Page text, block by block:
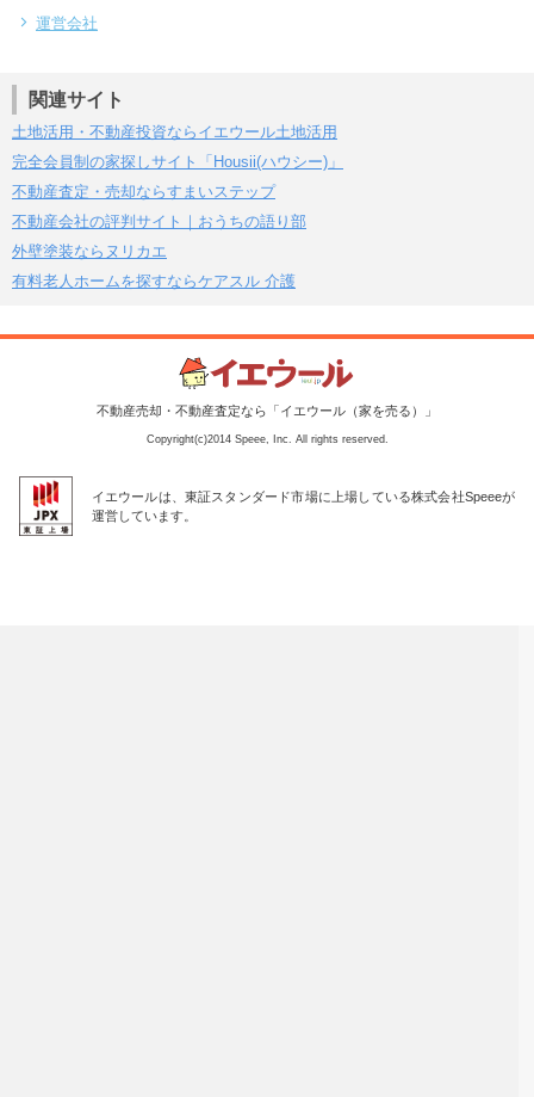
運営会社
関連サイト
土地活用・不動産投資ならイエウール土地活用
完全会員制の家探しサイト「Housii(ハウシー)」
不動産査定・売却ならすまいステップ
不動産会社の評判サイト｜おうちの語り部
外壁塗装ならヌリカエ
有料老人ホームを探すならケアスル 介護
不動産売却・不動産査定なら「イエウール（家を売る）」
Copyright(c)2014 Speee, Inc. All rights reserved.
イエウールは、東証スタンダード市場に上場している株式会社Speeeが
運営しています。